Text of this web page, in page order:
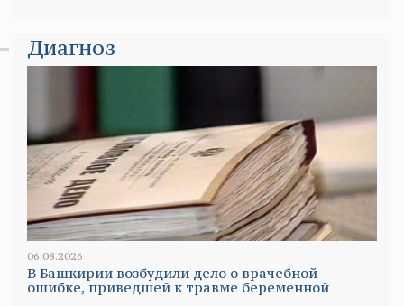
Диагноз
06.08.2026
В Башкирии возбудили дело о врачебной
ошибке, приведшей к травме беременной